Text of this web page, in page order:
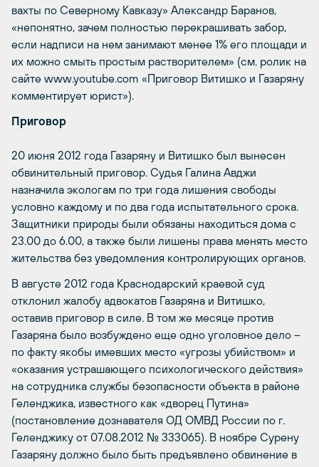
вахты по Северному Кавказу» Александр Баранов,
«непонятно, зачем полностью перекрашивать забор,
если надписи на нем занимают менее 1% его площади и
их можно смыть простым растворителем» (см. ролик на
сайте www.youtube.com «Приговор Витишко и Газаряну
комментирует юрист»).
Приговор
20 июня 2012 года Газаряну и Витишко был вынесен
обвинительный приговор. Судья Галина Авджи
назначила экологам по три года лишения свободы
условно каждому и по два года испытательного срока.
Защитники природы были обязаны находиться дома с
23.00 до 6.00, а также были лишены права менять место
жительства без уведомления контролирующих органов.
В августе 2012 года Краснодарский краевой суд
отклонил жалобу адвокатов Газаряна и Витишко,
оставив приговор в силе. В том же месяце против
Газаряна было возбуждено еще одно уголовное дело –
по факту якобы имевших место «угрозы убийством» и
«оказания устрашающего психологического действия»
на сотрудника службы безопасности объекта в районе
Геленджика, известного как «дворец Путина»
(постановление дознавателя ОД ОМВД России по г.
Геленджику от 07.08.2012 № 333065). В ноябре Сурену
Газаряну должно было быть предъявлено обвинение в